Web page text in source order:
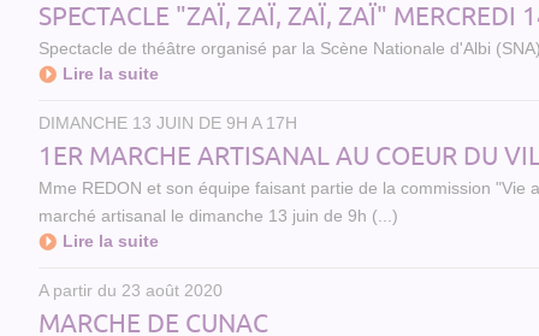
SPECTACLE "ZAÏ, ZAÏ, ZAÏ, ZAÏ" MERCREDI
Spectacle de théâtre organisé par la Scène Nationale d'Albi
Lire la suite
DIMANCHE 13 JUIN DE 9H A 17H
1ER MARCHE ARTISANAL AU COEUR DU
Mme REDON et son équipe faisant partie de la commission
marché artisanal le dimanche 13 juin de 9h (...)
Lire la suite
A partir du 23 août 2020
MARCHE DE CUNAC